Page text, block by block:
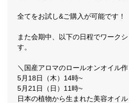
全てをお試し&ご購入が可能です！
また会期中、以下の日程でワーク
す。
＼国産アロマのロールオンオイル作
5月18日（木）14時~
5月21日（日）11時~
日本の植物から生まれた美容オイ